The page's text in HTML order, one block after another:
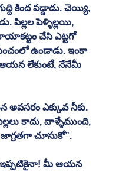
పిల్లల పెళ్ళిల్లయి,
చేసి ఎట్టగో
ఉండాడు. ఇంకా
లేకుంటే, నేనేమీ
కాదు, వాళ్ళేముంది,
చూసుకో”.